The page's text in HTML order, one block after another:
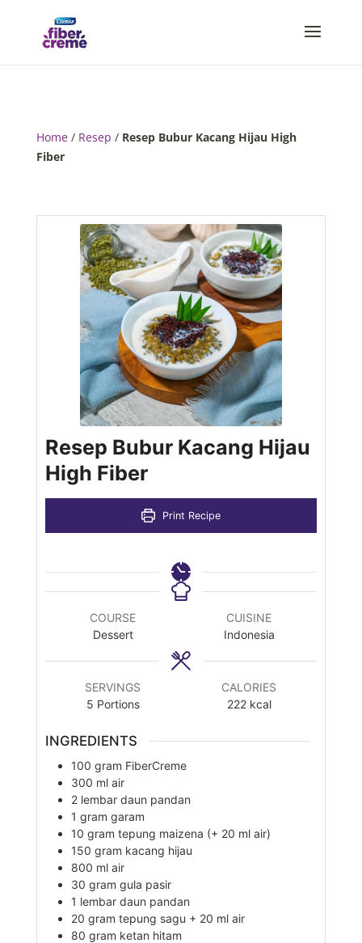
Home/ Resep / Resep Bubur Kacang Hijau High
Fiber
Resep Bubur Kacang Hijau
High Fiber
Print Recipe
COURSE
Dessert
CUISINE
Indonesia
SERVINGS
5 Portions
CALORIES
222 kcal
INGREDIENTS
100 gram FiberCreme
300 ml air
2 lembar daun pandan
1 gram garam
10 gram tepung maizena (+ 20 ml air)
150 gram kacang hijau
800 ml air
30 gram gula pasir
1 lembar daun pandan
20 gram tepung sagu + 20 ml air
80 gram ketan hitam